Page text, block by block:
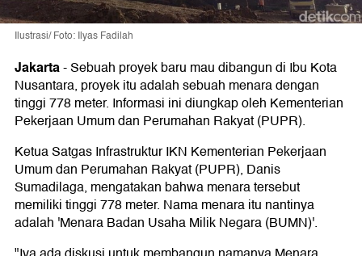
Ilustrasi/ Foto: Ilyas Fadilah
Jakarta-Sebuah proyek baru mau dibangun di Ibu Kota
Nusantara, proyek itu adalah sebuah menara dengan
tinggi 778 meter. Informasi ini diungkap oleh Kementerian
Pekerjaan Umum dan Perumahan Rakyat (PUPR).
Ketua Satgas Infrastruktur IKN Kementerian Pekerjaan
Umum dan Perumahan Rakyat (PUPR), Danis
Sumadilaga, mengatakan bahwa menara tersebut
memiliki tinggi 778 meter. Nama menara itu nantinya
adalah 'Menara Badan Usaha Milik Negara (BUMN)'.